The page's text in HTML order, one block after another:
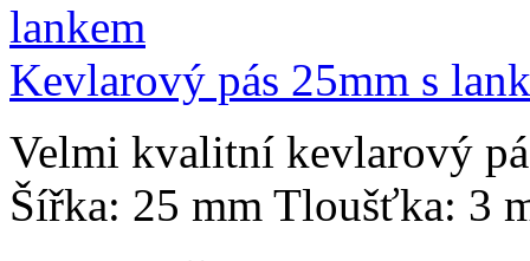
Kevlarový pás 25mm s
Velmi kvalitní kevlarový
Šířka: 25 mm Tloušťka: 3